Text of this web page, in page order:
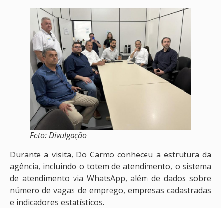
Foto: Divulgação
Durante a visita, Do Carmo conheceu a estrutura da
agência, incluindo o totem de atendimento, o sistema
de atendimento via WhatsApp, além de dados sobre
número de vagas de emprego, empresas cadastradas
e indicadores estatísticos.